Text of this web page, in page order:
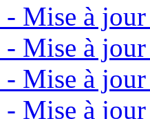
Mise à
Mise à
Mise à
Mise à